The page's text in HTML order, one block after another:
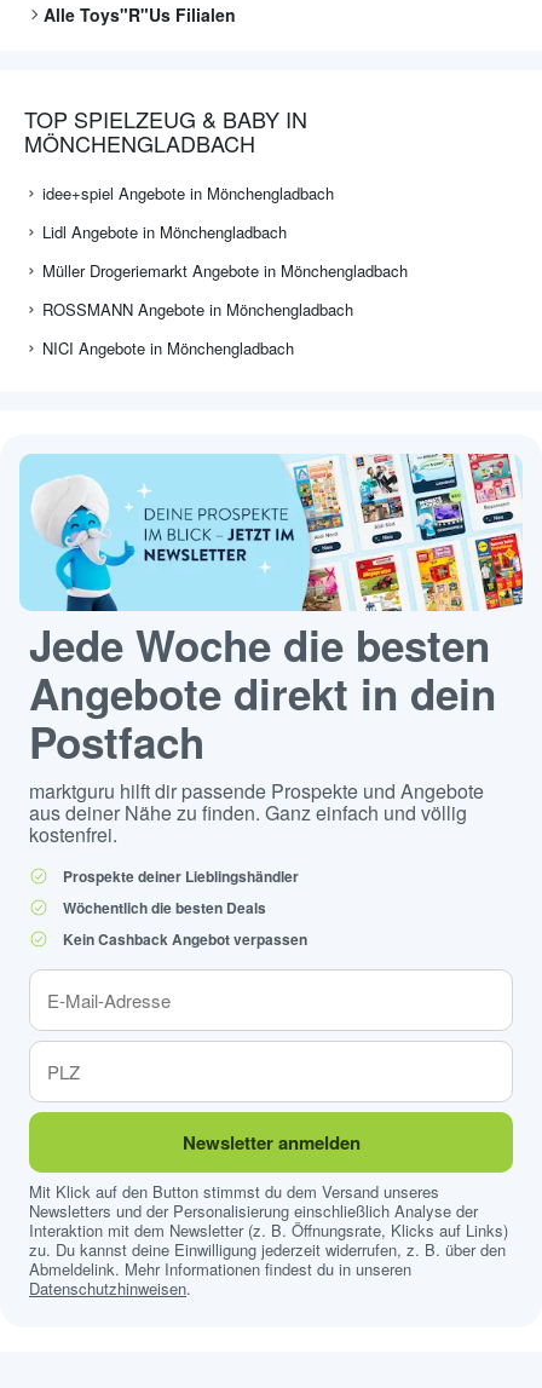
Alle Toys"R"Us Filialen
TOP SPIELZEUG & BABY IN
MÖNCHENGLADBACH
idee+spiel Angebote in Mönchengladbach
Lidl Angebote in Mönchengladbach
Müller Drogeriemarkt Angebote in Mönchengladbach
ROSSMANN Angebote in Mönchengladbach
NICI Angebote in Mönchengladbach
Jede Woche die besten
Angebote direkt in dein
Postfach
marktguru hilft dir passende Prospekte und Angebote
aus deiner Nähe zu finden. Ganz einfach und völlig
kostenfrei.
Prospekte deiner Lieblingshändler
Wöchentlich die besten Deals
Kein Cashback Angebot verpassen
Newsletter anmelden
Mit Klick auf den Button stimmst du dem Versand unseres
Newsletters und der Personalisierung einschließlich Analyse der
Interaktion mit dem Newsletter (z. B. Öffnungsrate, Klicks auf Links)
zu. Du kannst deine Einwilligung jederzeit widerrufen, z. B. über den
Abmeldelink. Mehr Informationen findest du in unseren
Datenschutzhinweisen.